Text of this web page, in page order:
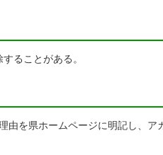
ることがある。
を県ホームページに明記し、ア